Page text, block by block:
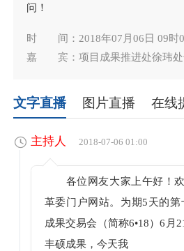
问！
时 间：2018年07月06日 09时
嘉 宾：项目成果推进处徐玮处
文字直播 图片直播 在线
主持人 2018-07-06 01:00
各位网友大家上午好！
革委门户网站。为期5天的第
成果交易会（简称6•18）6月
丰硕成果，今天我